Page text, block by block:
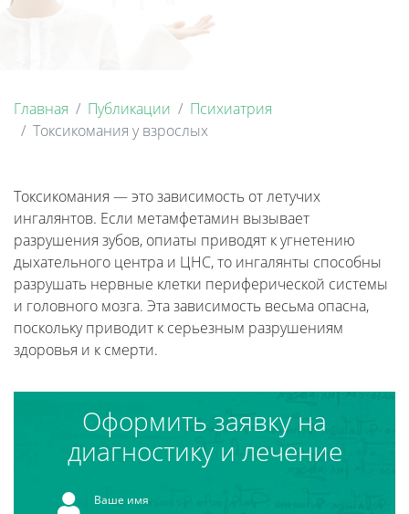
Главная Публикации
Психиатрия
Токсикомания у взрослых
Токсикомания — это зависимость от летучих
ингалянтов. Если метамфетамин вызывает
разрушения зубов, опиаты приводят к угнетению
дыхательного центра и ЦНС, то ингалянты способны
разрушать нервные клетки периферической системы
и головного мозга. Эта зависимость весьма опасна,
поскольку приводит к серьезным разрушениям
здоровья и к смерти.
Оформить заявку на
диагностику и лечение